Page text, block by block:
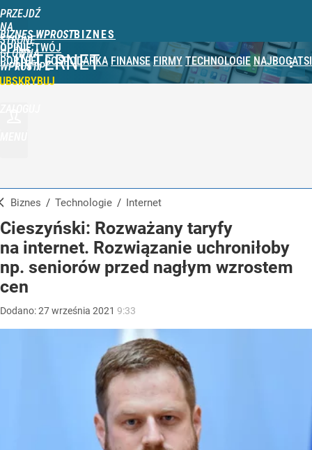
PRZEJDŹ
NA
STRONĘ
GŁÓWNĄ
WPROST.PL
BIZNES WPROST
OPINIE TWÓJ
PORTFEL GOSPODARKA FINANSE FIRMY TECHNOLOGIE NAJBOGATSI
INTERNET
Biznes / Technologie / Internet
Cieszyński: Rozważany taryfy
na internet. Rozwiązanie uchroniłoby
np. seniorów przed nagłym wzrostem
cen
Dodano:27września 2021 9:33